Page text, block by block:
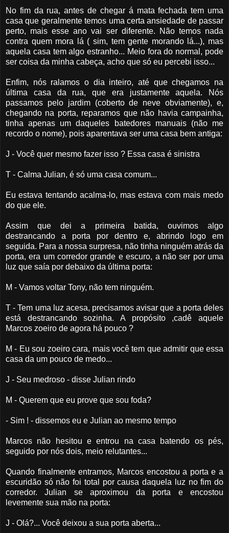
No fim da rua, antes de chegar á mata fechada tem uma
casa que geralmente temos uma certa ansiedade de passar
perto, mais esse ano vai ser diferente. Não temos nada
contra quem mora lá ( sim, tem gente morando lá...), mas
aquela casa tem algo estranho... Meio fora do normal, pode
ser coisa da minha cabeça, acho que só eu percebi isso...
Enfim, nós ralamos o dia inteiro, até que chegamos na
última casa da rua, que era justamente aquela. Nós
passamos pelo jardim (coberto de neve obviamente), e,
chegando na porta, reparamos que não havia campainha,
tinha apenas um daqueles batedores manuais (não me
recordo o nome), pois aparentava ser uma casa bem antiga:
J - Você quer mesmo fazer isso ? Essa casa é sinistra
T - Calma Julian, é só uma casa comum...
Eu estava tentando acalma-lo, mas estava com mais medo
do que ele.
Assim que dei a primeira batida, ouvimos algo
destrancando a porta por dentro e, abrindo logo em
seguida. Para a nossa surpresa, não tinha ninguém atrás da
porta, era um corredor grande e escuro, a não ser por uma
luz que saía por debaixo da última porta:
M - Vamos voltar Tony, não tem ninguém.
T - Tem uma luz acesa, precisamos avisar que a porta deles
está destrancando sozinha. A propósito ,cadê aquele
Marcos zoeiro de agora há pouco ?
M - Eu sou zoeiro cara, mais você tem que admitir que essa
casa da um pouco de medo...
J - Seu medroso - disse Julian rindo
M - Querem que eu prove que sou foda?
- Sim ! - dissemos eu e Julian ao mesmo tempo
Marcos não hesitou e entrou na casa batendo os pés,
seguido por nós dois, meio relutantes...
Quando finalmente entramos, Marcos encostou a porta e a
escuridão só não foi total por causa daquela luz no fim do
corredor. Julian se aproximou da porta e encostou
levemente sua mão na porta:
J - Olá?... Você deixou a sua porta aberta...